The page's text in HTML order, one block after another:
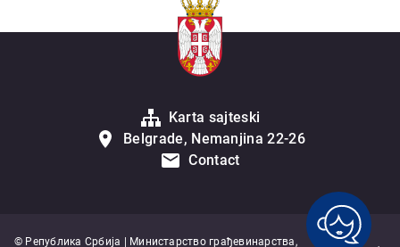
Karta sajteski
Belgrade, Nemanjina 22-26
Contact
© Република Србија | Министарство грађевинарства,